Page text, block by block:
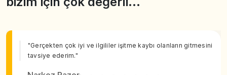
"Gerçekten çok iyi ve ilgililer işitme kaybı olanların gitmesini
tavsiye ederim."